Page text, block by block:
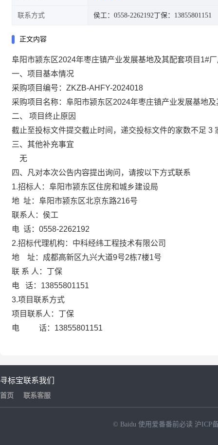
联系方式 侯工：0558-2262192丁保：13855801151
正文内容
阜阳市颍东区2024年枣庄镇产业发展基地及其配套项目1#
一、项目基本情况
采购项目编号： ZKZB-AHFY-2024018
采购项目名称：阜阳市颍东区2024年枣庄镇产业发展基地
二、
项目终止原因
截止至投标文件提交截止时间，递交投标文件的家数不足 3
三、其他补充事宜
无
四、凡对本次公告内容提出询问，请按以下方式联系
1.招标人：阜阳市颍东区住房和城乡建设局
地 址：阜阳市颍东区北京东路216号
联系人：侯工
电 话： 0558-2262192
2.招标代理机构：中科经纬工程技术有限公司
地
址：成都高新区九兴大道9号2栋7楼1号
联 系 人：丁保
电
话： 13855801151
3.项目联系方式
项目联系人：丁保
电
话： 13855801151
寻标宝
首页
联系我们
联系客服
© Baidu 使用爱番番前必读 沪ICP